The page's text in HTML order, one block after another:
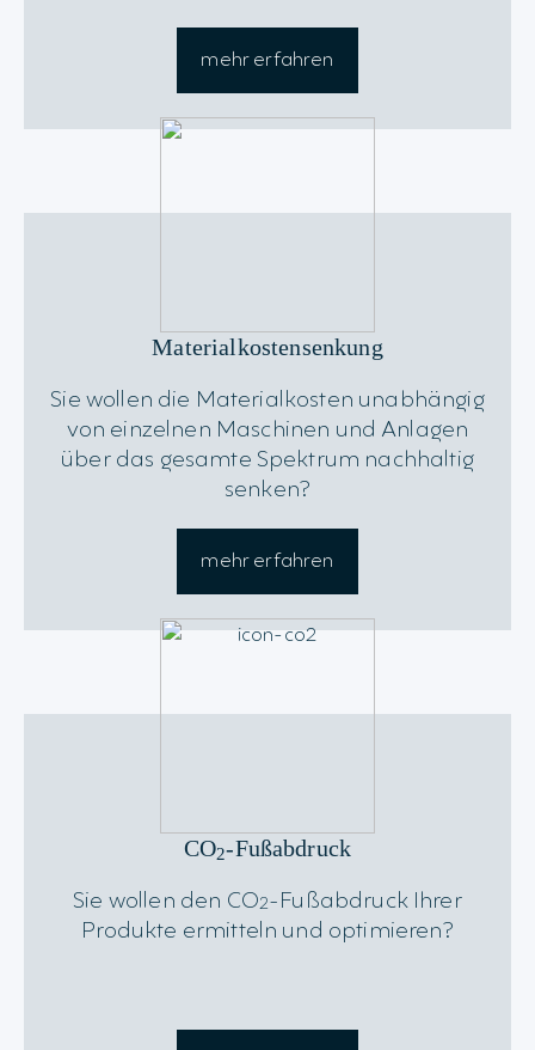
mehr erfahren
Materialkostensenkung
Sie wollen die Materialkosten unabhängig
von einzelnen Maschinen und Anlagen
über das gesamte Spektrum nachhaltig
senken?
mehr erfahren
CO2-Fußabdruck
Sie wollen den CO2-Fußabdruck Ihrer
Produkte ermitteln und optimieren?